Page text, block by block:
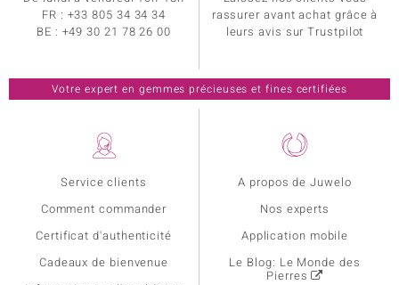
Service clients
Comment commander
Certificat d'authenticité
Cadeaux de bienvenue
A propos de Juwelo
Nos experts
Application mobile
Le Blog: Le Monde des
Pierres
FR : +33 805 34 34 34
BE : +49 30 21 78 26 00
rassurer avant achat grâce à
leurs avis sur Trustpilot
Votre expert en gemmes précieuses et fines certifiées